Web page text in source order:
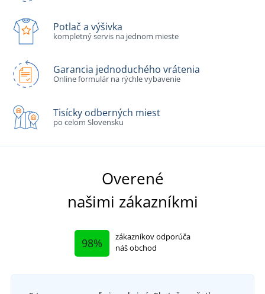
Potlač a výšivka
kompletný servis na jednom mieste
Garancia jednoduchého vrátenia
Online formulár na rýchle vybavenie
Tisícky odberných miest
po celom Slovensku
Overené
našimi zákazníkmi
98%
zákazníkov odporúča
náš obchod